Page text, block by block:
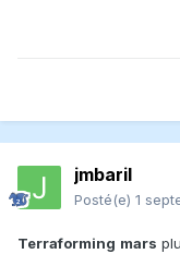
jmbaril
Posté(e) 1
Terraforming mars